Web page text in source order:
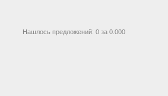
Нашлось предложений: 0 за 0.000